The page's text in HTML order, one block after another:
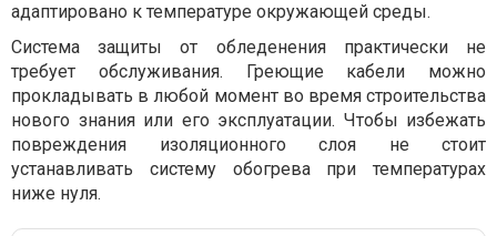
адаптировано к температуре окружающей среды.
Система защиты от обледенения практически не
требует обслуживания. Греющие кабели можно
прокладывать в любой момент во время строительства
нового знания или его эксплуатации. Чтобы избежать
повреждения изоляционного слоя не стоит
устанавливать систему обогрева при температурах
ниже нуля.